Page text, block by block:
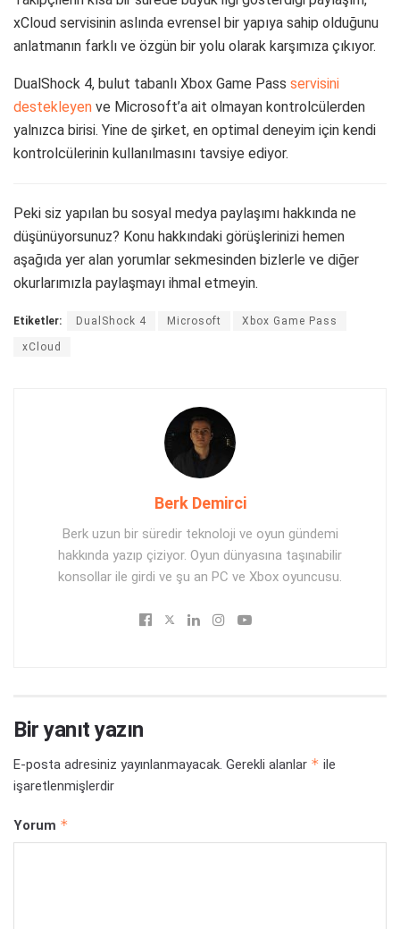
xCloud servisinin aslında evrensel bir yapıya sahip olduğunu
anlatmanın farklı ve özgün bir yolu olarak karşımıza çıkıyor.
DualShock 4, bulut tabanlı Xbox Game Pass servisini
destekleyen ve Microsoft’a ait olmayan kontrolcülerden
yalnızca birisi. Yine de şirket, en optimal deneyim için kendi
kontrolcülerinin kullanılmasını tavsiye ediyor.
Peki siz yapılan bu sosyal medya paylaşımı hakkında ne
düşünüyorsunuz? Konu hakkındaki görüşlerinizi hemen
aşağıda yer alan yorumlar sekmesinden bizlerle ve diğer
okurlarımızla paylaşmayı ihmal etmeyin.
Etiketler: DualShock 4 Microsoft Xbox Game Pass
xCloud
Berk Demirci
Berk uzun bir süredir teknoloji ve oyun gündemi
hakkında yazıp çiziyor. Oyun dünyasına taşınabilir
konsollar ile girdi ve şu an PC ve Xbox oyuncusu.
Bir yanıt yazın
E-posta adresiniz yayınlanmayacak. Gerekli alanlar * ile
işaretlenmişlerdir
Yorum *